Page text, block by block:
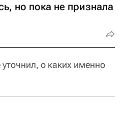
но пока не признала
о каких именно